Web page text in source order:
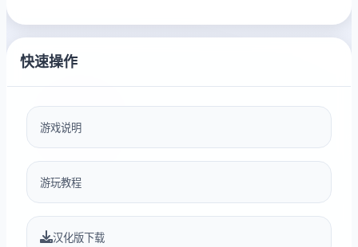
快速操作
游戏说明
游玩教程
汉化版下载